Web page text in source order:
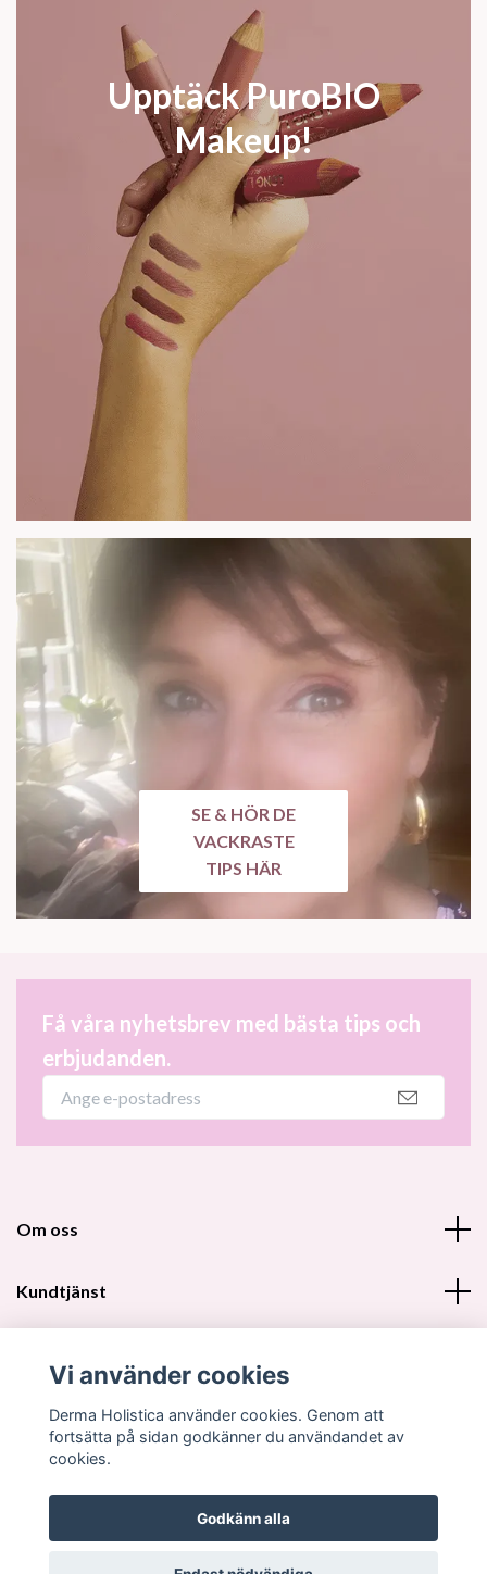
Upptäck PuroBIO
Makeup!
SE & HÖR DE
VACKRASTE
TIPS HÄR
Få våra nyhetsbrev med bästa tips och
erbjudanden.
Om oss
Kundtjänst
Sociala medier
© 2026 Derma Holistica DH Beautyshop
Vi använder cookies
Derma Holistica använder cookies. Genom att
fortsätta på sidan godkänner du användandet av
cookies.
Godkänn alla